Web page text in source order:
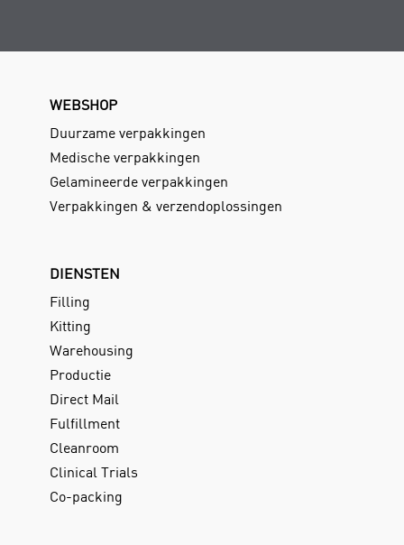
WEBSHOP
Duurzame verpakkingen
Medische verpakkingen
Gelamineerde verpakkingen
Verpakkingen & verzendoplossingen
DIENSTEN
Filling
Kitting
Warehousing
Productie
Direct Mail
Fulfillment
Cleanroom
Clinical Trials
Co-packing